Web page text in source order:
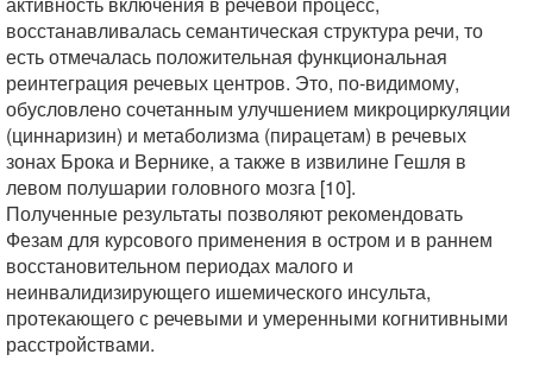
восстанавливалась семантическая структура речи, то
есть отмечалась положительная функциональная
реинтеграция речевых центров. Это, по-видимому,
обусловлено сочетанным улучшением микроциркуляции
(циннаризин) и метаболизма (пирацетам) в речевых
зонах Брока и Вернике, а также в извилине Гешля в
левом полушарии головного мозга [10].
Полученные результаты позволяют рекомендовать
Фезам для курсового применения в остром и в раннем
восстановительном периодах малого и
неинвалидизирующего ишемического инсульта,
протекающего с речевыми и умеренными когнитивными
расстройствами.